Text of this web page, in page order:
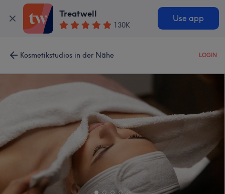
Treatwell
130K
Use app
Kosmetikstudios in der Nähe LOGIN